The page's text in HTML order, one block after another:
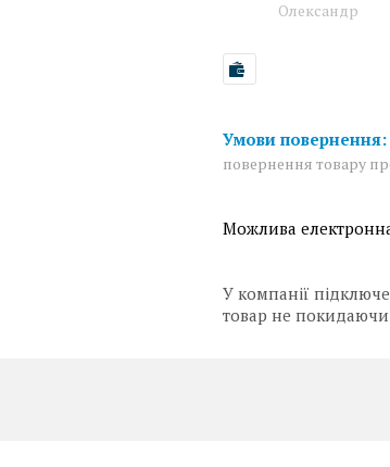
Олександр
повернення товару
У компанії
товар не покидаючи